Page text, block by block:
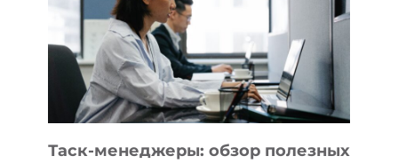
3
ЗАДАЧИ
ЕМУ
МОЖНО
ПОРУЧИТЬ
УЖЕ
СЕГОДНЯ
Таск-менеджеры: обзор полезных